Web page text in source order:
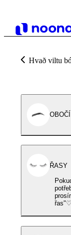
Hvað viltu
OBOČÍ
ŘASY
řas"♡